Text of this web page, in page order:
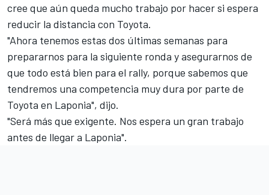
cree que aún queda mucho trabajo por hacer si espera
reducir la distancia con Toyota.
"Ahora tenemos estas dos últimas semanas para
prepararnos para la siguiente ronda y asegurarnos de
que todo está bien para el rally, porque sabemos que
tendremos una competencia muy dura por parte de
Toyota en Laponia", dijo.
"Será más que exigente. Nos espera un gran trabajo
antes de llegar a Laponia".